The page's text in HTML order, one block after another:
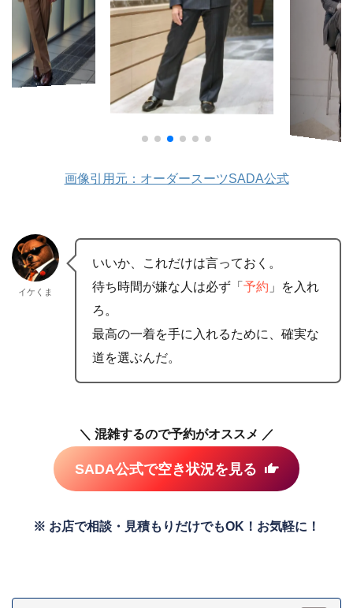
画像引用元：オーダースーツSADA公式
イケくま
いいか、これだけは言っておく。
待ち時間が嫌な人は必ず「 予約 」を入れ
ろ。
最高の一着を手に入れるために、確実な
道を選ぶんだ。
＼ 混雑するので予約がオススメ ／
SADA公式で空き状況を見る
※ お店で相談・見積もりだけでもOK！お気軽に！